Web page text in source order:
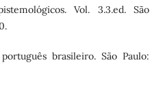
Vol. 3.3.ed. São
brasileiro. São Paulo: